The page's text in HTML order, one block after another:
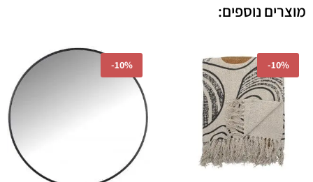
מוצרים נוספים:
10%
-
המחיר
המקורי
היה:
₪189.00.
10%
-
המחיר
הנוכחי
הוא: